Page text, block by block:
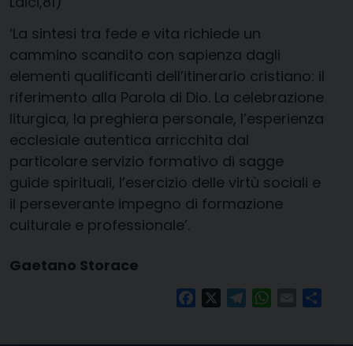
‘La sintesi tra fede e vita richiede un
cammino scandito con sapienza dagli
elementi qualificanti dell’itinerario cristiano: il
riferimento alla Parola di Dio. La celebrazione
liturgica, la preghiera personale, l’esperienza
ecclesiale autentica arricchita dal
particolare servizio formativo di sagge
guide spirituali, l’esercizio delle virtù sociali e
il perseverante impegno di formazione
culturale e professionale’.
Gaetano Storace
FacebookTelegramWhatsApp
Email